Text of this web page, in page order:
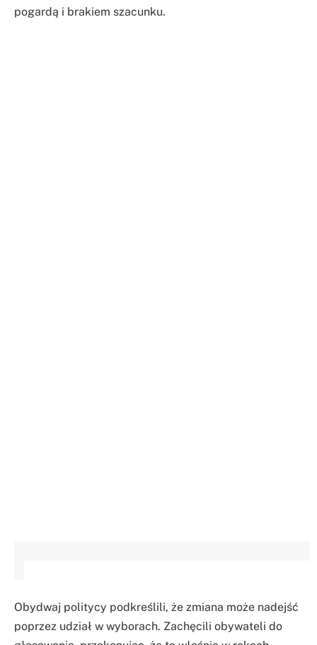
pogardą i brakiem szacunku.
Obydwaj politycy podkreślili, że zmiana może nadejść
poprzez udział w wyborach. Zachęcili obywateli do